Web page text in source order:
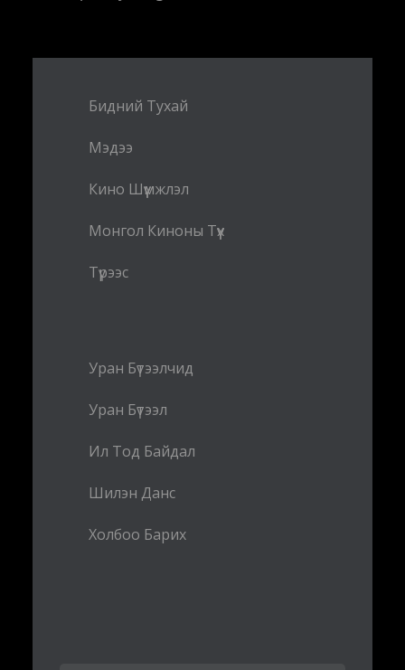
Бидний Тухай
Мэдээ
Кино Шүүмжлэл
Монгол Киноны Түүх
Түрээс
Уран Бүтээлчид
Уран Бүтээл
Ил Тод Байдал
Шилэн Данс
Холбоо Барих